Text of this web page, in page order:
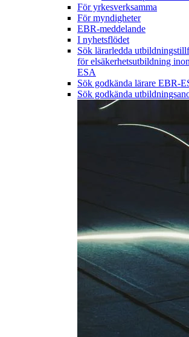
För yrkesverksamma
För myndigheter
EBR-meddelande
I nyhetsflödet
Sök lärarledda
för elsäkerhetsutbildning
ESA
Sök godkända lärare EBR-
Sök godkända